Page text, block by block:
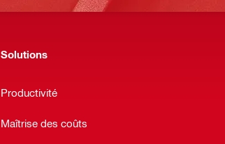
Solutions
Productivité
Maîtrise des coûts